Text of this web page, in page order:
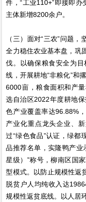
件，“工业110+”即接即
主体新增8200余户。
（三）面对“三农”问题，
全力稳住农业基本盘，巩
伐。以确保粮食安全为
线，开展耕地“非粮化”和
6000亩，粮食面积和产
选自治区2022年度耕地
色产业覆盖率达96.88%
产业化重点龙头企业、
过“绿色食品”认证，绿都
品推荐名单，实隆鸭产业
星级）”称号，柳南区国
型模式。以防止规模性返
脱贫户人均纯收入达
规模性返贫底线。以人居